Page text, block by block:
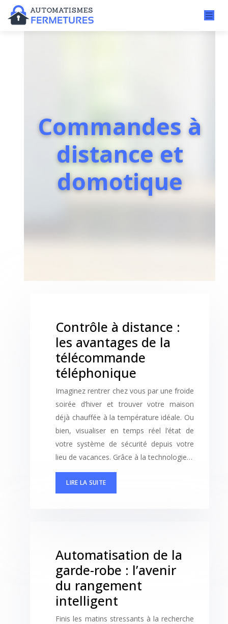
Commandes à
distance et
domotique
Contrôle à distance :
les avantages de la
télécommande
téléphonique
Imaginez rentrer chez vous par une froide
soirée d’hiver et trouver votre maison
déjà chauffée à la température idéale. Ou
bien, visualiser en temps réel l’état de
votre système de sécurité depuis votre
lieu de vacances. Grâce à la technologie…
LIRE LA SUITE
Automatisation de la
garde-robe : l’avenir
du rangement
intelligent
Finis les matins stressants à la recherche